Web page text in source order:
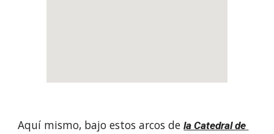
Aquí mismo, bajo estos arcos de la Catedral de